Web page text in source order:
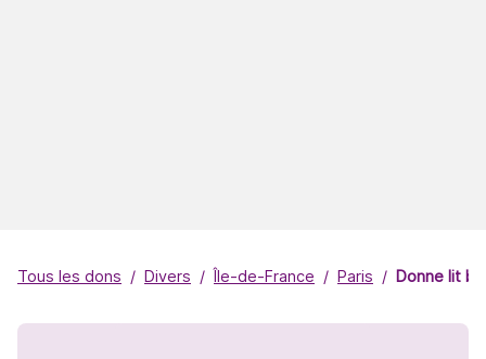
Tous les dons Divers Île-de-France Paris Donne lit